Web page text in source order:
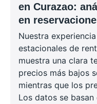
en Curazao:
en
Nuestra
estacionales de
muestra una clara
precios más bajos
mientras que los
Los datos se